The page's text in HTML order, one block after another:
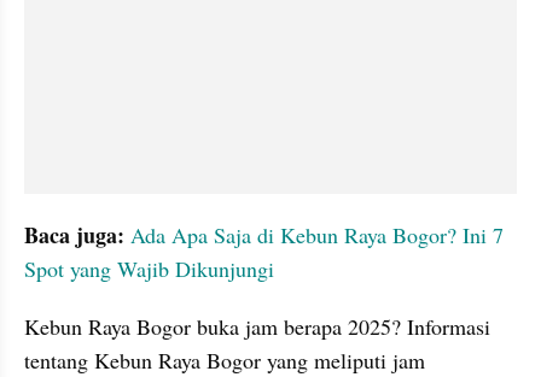
Baca juga: Ada Apa Saja di Kebun Raya Bogor? Ini 7
Spot yang Wajib Dikunjungi
Kebun Raya Bogor buka jam berapa 2025? Informasi
tentang Kebun Raya Bogor yang meliputi jam